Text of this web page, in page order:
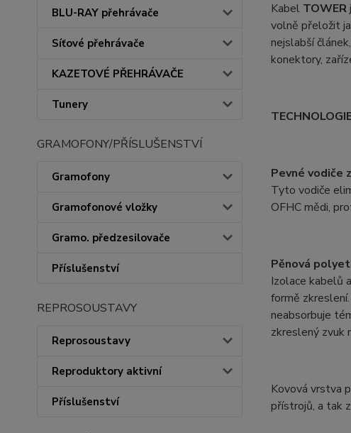
BLU-RAY přehrávače
Síťové přehrávače
KAZETOVÉ PŘEHRÁVAČE
Tunery
GRAMOFONY/PŘÍSLUŠENSTVÍ
Gramofony
Gramofonové vložky
Gramo. předzesilovače
Příslušenství
REPROSOUSTAVY
Reprosoustavy
Reproduktory aktivní
Příslušenství
Kabel TOWER
volně přeložit
nejslabší
konektory,
Pevné vodiče
Tyto vodiče
OFHC mědi,
Pěnová
Izolace kabelů
formě
neabsorbuje
zkreslený zvuk
Kovová vrstva
přístrojů, a tak